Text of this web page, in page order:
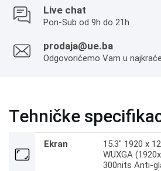
Live chat
Pon-Sub od 9h do 21h
prodaja@ue.ba
Odgovorićemo Vam u
Tehničke
Ekran
15.3" 1920 x
WUXGA
300nits Anti-